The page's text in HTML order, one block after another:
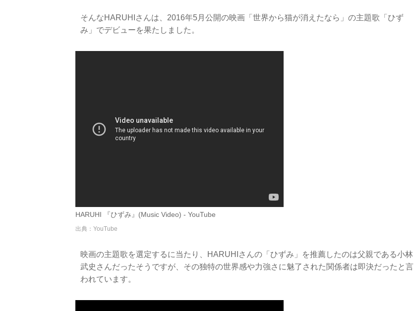
そんなHARUHIさんは、2016年5月公開の映画「世界から猫が消えたなら」の主題歌「ひず
み」でデビューを果たしました。
HARUHI 『ひずみ』(Music Video) - YouTube
出典：YouTube
映画の主題歌を選定するに当たり、HARUHIさんの「ひずみ」を推薦したのは父親である小林
武史さんだったそうですが、その独特の世界感や力強さに魅了された関係者は即決だったと言
われています。